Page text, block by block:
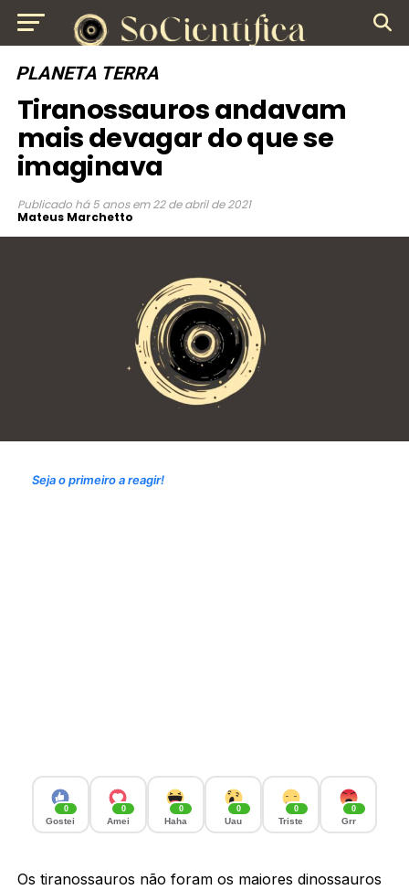
PLANETA TERRA
Tiranossauros andavam
mais devagar do que se
imaginava
Publicado há 5 anos em 22 de abril de 2021
Mateus Marchetto
Seja o primeiro a reagir!
0
Gostei
0
Amei
0
Haha
0
Uau
0
Triste
0
Grr
Os tiranossauros não foram os maiores dinossauros